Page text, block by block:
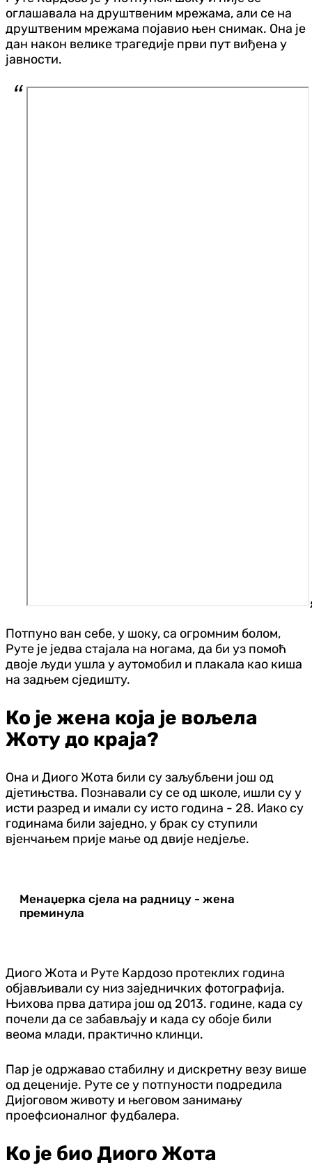
оглашавала на друштвеним мрежама, али се на
друштвеним мрежама појавио њен снимак. Она је
дан након велике трагедије први пут виђена у
јавности.
Потпуно ван себе, у шоку, са огромним болом,
Руте је једва стајала на ногама, да би уз помоћ
двоје људи ушла у аутомобил и плакала као киша
на задњем сједишту.
Ко је жена која је вољела
Жоту до краја?
Она и Диого Жота били су заљубљени још од
дјетињства. Познавали су се од школе, ишли су у
исти разред и имали су исто година - 28. Иако су
годинама били заједно, у брак су ступили
вјенчањем прије мање од двије недјеље.
Менаџерка сјела на радницу - жена
преминула
Диого Жота и Руте Кардозо протеклих година
објављивали су низ заједничких фотографија.
Њихова прва датира још од 2013. године, када су
почели да се забављају и када су обоје били
веома млади, практично клинци.
Пар је одржавао стабилну и дискретну везу више
од деценије. Руте се у потпуности подредила
Дијоговом животу и његовом занимању
проефсионалног фудбалера.
Ко је био Диого Жота